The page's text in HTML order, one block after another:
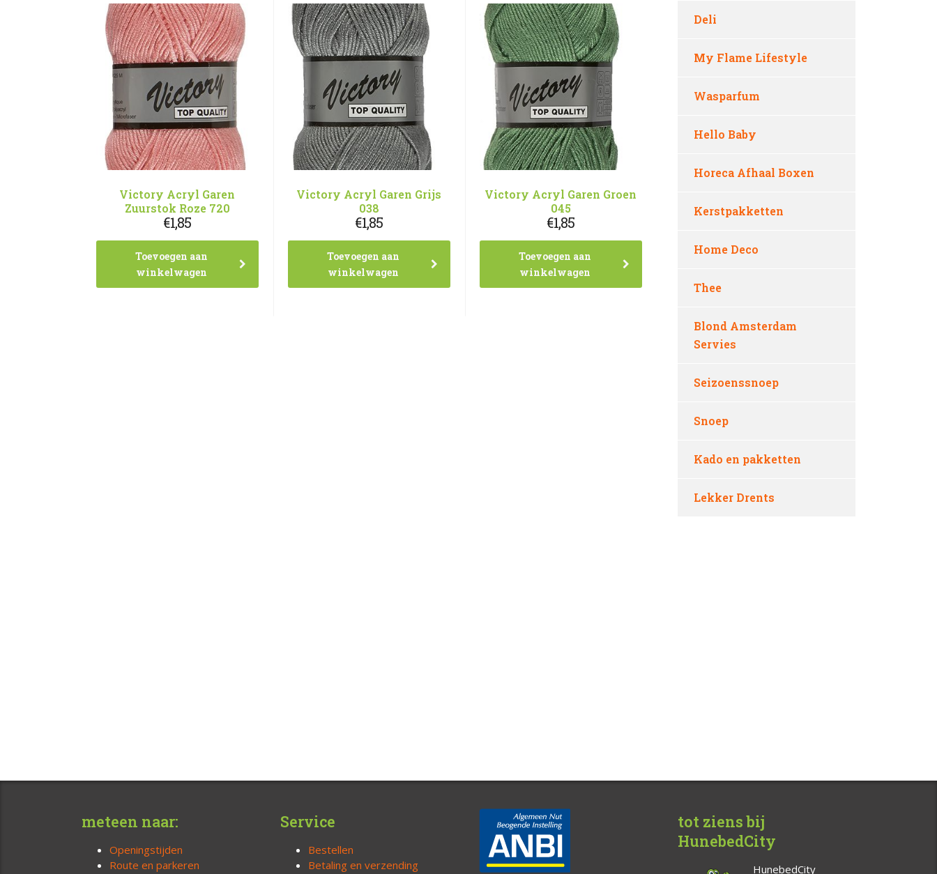
Victory Acryl Garen
Zuurstok Roze 720
€1,85
Toevoegen aan
winkelwagen
Victory Acryl Garen Grijs
038
€1,85
Toevoegen aan
winkelwagen
Victory Acryl Garen Groen
045
€1,85
Toevoegen aan
winkelwagen
Deli
My Flame Lifestyle
Wasparfum
Hello Baby
Horeca Afhaal Boxen
Kerstpakketten
Home Deco
Thee
Blond Amsterdam
Servies
Seizoenssnoep
Snoep
Kado en pakketten
Lekker Drents
meteen naar:
Openingstijden
Route en parkeren
Service
Bestellen
Betaling en verzending
tot ziens bij
HunebedCity
HunebedCity